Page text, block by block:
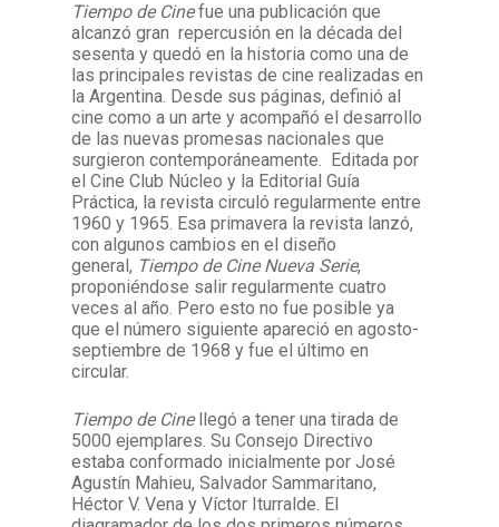
Facebook
Instagram
Twitter
Mail
Tiempo de Cinefue una publicación que
alcanzó gran repercusión en la década del
sesenta y quedó en la historia como una de
las principales revistas de cine realizadas en
la Argentina. Desde sus páginas, definió al
cine como a un arte y acompañó el desarrollo
de las nuevas promesas nacionales que
surgieron contemporáneamente. Editada por
el Cine Club Núcleo y la Editorial Guía
Práctica, la revista circuló regularmente entre
1960 y 1965. Esa primavera la revista lanzó,
con algunos cambios en el diseño
general, Tiempo de Cine Nueva Serie,
proponiéndose salir regularmente cuatro
veces al año. Pero esto no fue posible ya
que el número siguiente apareció en agosto-
septiembre de 1968 y fue el último en
circular.
Tiempo de Cinellegó a tener una tirada de
5000 ejemplares. Su Consejo Directivo
estaba conformado inicialmente por José
Agustín Mahieu, Salvador Sammaritano,
Héctor V. Vena y Víctor Iturralde. El